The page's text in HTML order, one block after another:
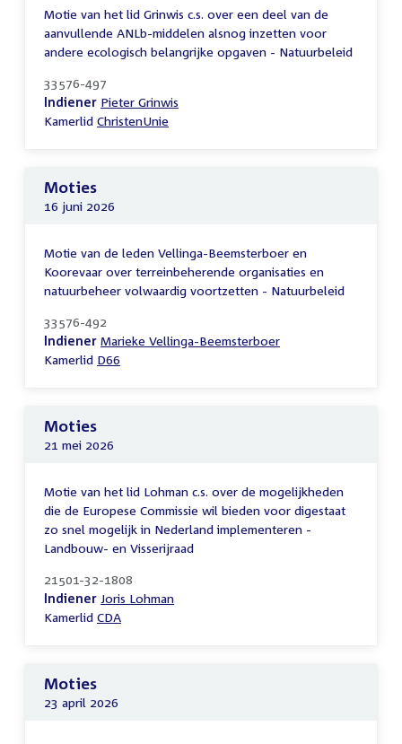
Motie van het lid Grinwis c.s. over een deel van de
aanvullende ANLb-middelen alsnog inzetten voor
andere ecologisch belangrijke opgaven - Natuurbeleid
33576-497
Indiener Pieter Grinwis
Kamerlid ChristenUnie
Moties
16 juni 2026
Motie van de leden Vellinga-Beemsterboer en
Koorevaar over terreinbeherende organisaties en
natuurbeheer volwaardig voortzetten - Natuurbeleid
33576-492
Indiener Marieke Vellinga-Beemsterboer
Kamerlid D66
Moties
21 mei 2026
Motie van het lid Lohman c.s. over de mogelijkheden
die de Europese Commissie wil bieden voor digestaat
zo snel mogelijk in Nederland implementeren -
Landbouw- en Visserijraad
21501-32-1808
Indiener Joris Lohman
Kamerlid CDA
Moties
23 april 2026